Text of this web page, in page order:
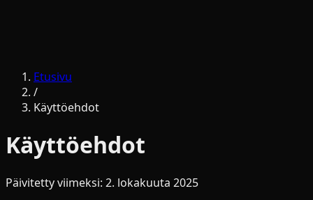
Etusivu
/
Käyttöehdot
Käyttöehdot
Päivitetty viimeksi: 2. lokakuuta 2025